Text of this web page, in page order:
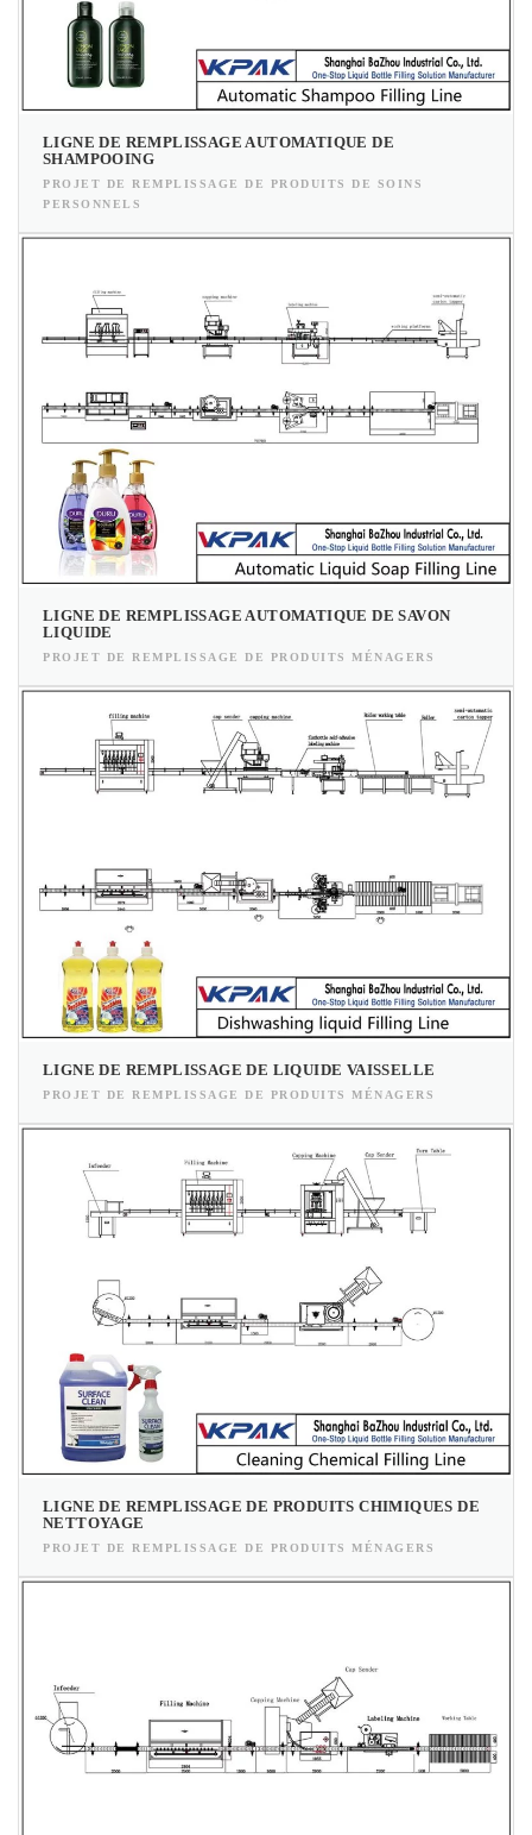
LIGNE DE REMPLISSAGE AUTOMATIQUE DE
SHAMPOOING
PROJET DE REMPLISSAGE DE PRODUITS DE SOINS
PERSONNELS
LIGNE DE REMPLISSAGE AUTOMATIQUE DE SAVON
LIQUIDE
PROJET DE REMPLISSAGE DE PRODUITS MÉNAGERS
LIGNE DE REMPLISSAGE DE LIQUIDE VAISSELLE
PROJET DE REMPLISSAGE DE PRODUITS MÉNAGERS
LIGNE DE REMPLISSAGE DE PRODUITS CHIMIQUES DE
NETTOYAGE
PROJET DE REMPLISSAGE DE PRODUITS MÉNAGERS